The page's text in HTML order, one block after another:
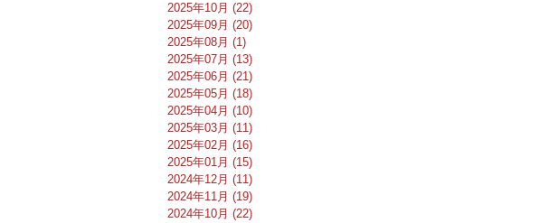
2025年10月 (22)
2025年09月 (20)
2025年08月 (1)
2025年07月 (13)
2025年06月 (21)
2025年05月 (18)
2025年04月 (10)
2025年03月 (11)
2025年02月 (16)
2025年01月 (15)
2024年12月 (11)
2024年11月 (19)
2024年10月 (22)